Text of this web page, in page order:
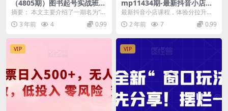
（4805期）图书起号实战班：
0-1学会图书起号，逻辑理论
+实战方法(无中创水印)(掌握
图书起号技巧，实现快速涨粉
摘要： 本文主要介绍了一期名为“图
书起号实战班”的课程，该课程旨在
帮助学员从0到...
3 年前 4 0.99
mp11434期-最新抖音小店课
程，体验分拉升技术，商品卡
引流技术，投流效果优化技
术，精选联盟引流技术
最新抖音小店课程，体验分拉升技
术，商品卡引流技术，投流效果优
化技术，精选联盟引流...
2 年前 7 0.99
VIP VIP